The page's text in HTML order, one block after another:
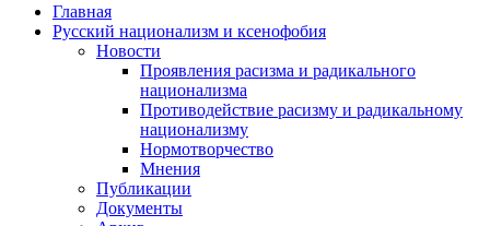
Главная
Русский национализм и ксенофобия
Новости
Проявления расизма и радикального
национализма
Противодействие расизму и радикальному
национализму
Нормотворчество
Мнения
Публикации
Документы